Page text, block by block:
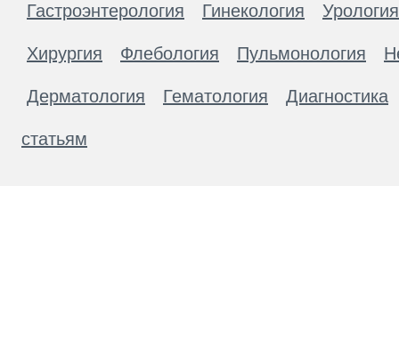
Гастроэнтерология Гинекология Урология
Хирургия Флебология Пульмонология
Дерматология Гематология Диагностика
статьям